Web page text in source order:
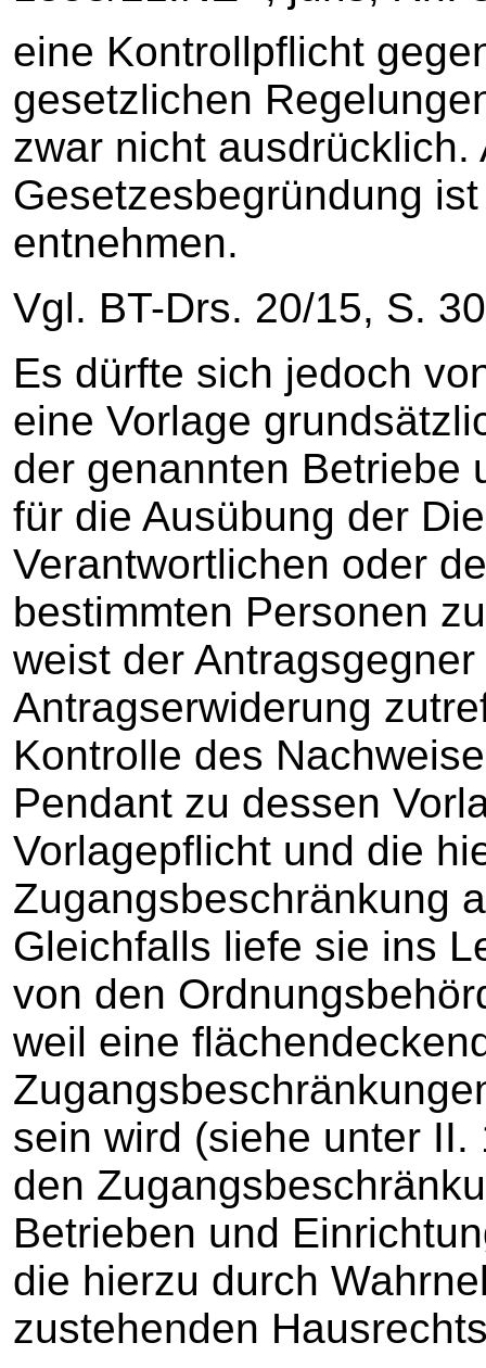
eine Kontrollpflicht
gesetzlichen
zwar nicht ausdrücklich.
Gesetzesbegründung
entnehmen.
Vgl. BT-Drs. 20/15, S.
Es dürfte sich jedoch
eine Vorlage
der genannten Betriebe
für die Ausübung der
Verantwortlichen oder
bestimmten Personen
weist der
Antragserwiderung
Kontrolle des
Pendant zu dessen
Vorlagepflicht und die
Zugangsbeschränkung
Gleichfalls liefe sie ins
von den
weil eine
sein wird (siehe unter
den
Betrieben und
die hierzu durch
zustehenden